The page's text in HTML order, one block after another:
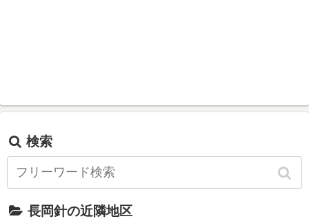
検索
長岡針の近隣地区